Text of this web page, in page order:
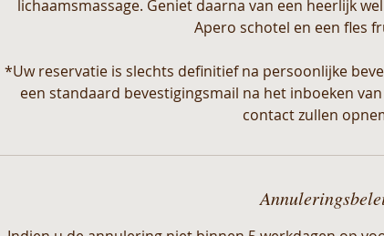
lichaamsmassage. Geniet daarna van een heerlijk
Apero schotel en een fles
*Uw reservatie is slechts definitief na persoonlijke
een standaard bevestigingsmail na het inboeken
contact zullen